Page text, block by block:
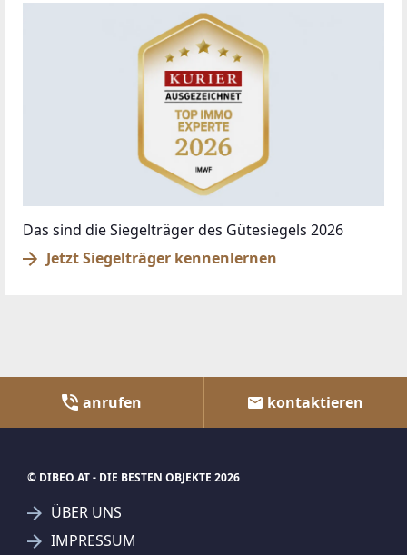
Das sind die Siegelträger des Gütesiegels 2026
Jetzt Siegelträger kennenlernen
anrufen kontaktieren
© DIBEO.AT - DIE BESTEN OBJEKTE 2026
ÜBER UNS
IMPRESSUM